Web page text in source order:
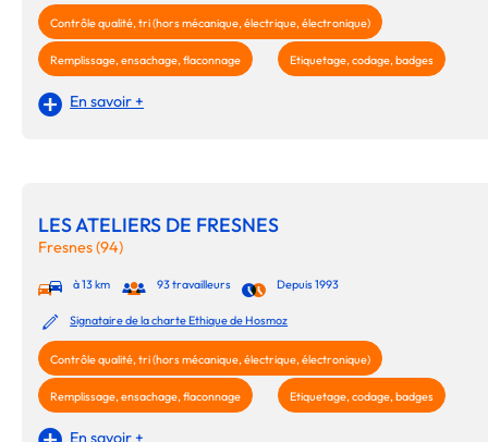
Contrôle qualité, tri (hors mécanique, électrique, électronique)
Remplissage, ensachage, flaconnage Etiquetage, codage, badges
En savoir +
LES ATELIERS DE FRESNES
Fresnes (94)
à 13 km 93 travailleurs Depuis 1993
Signataire de la charte Ethique de Hosmoz
Contrôle qualité, tri (hors mécanique, électrique, électronique)
Remplissage, ensachage, flaconnage Etiquetage, codage, badges
En savoir +